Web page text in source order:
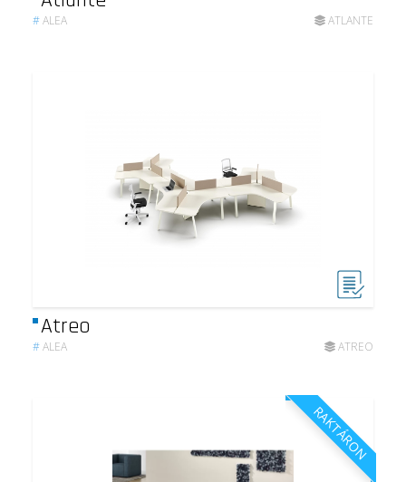
#ALEA ATLANTE
Atreo
#ALEA ATREO
RAKTÁRON